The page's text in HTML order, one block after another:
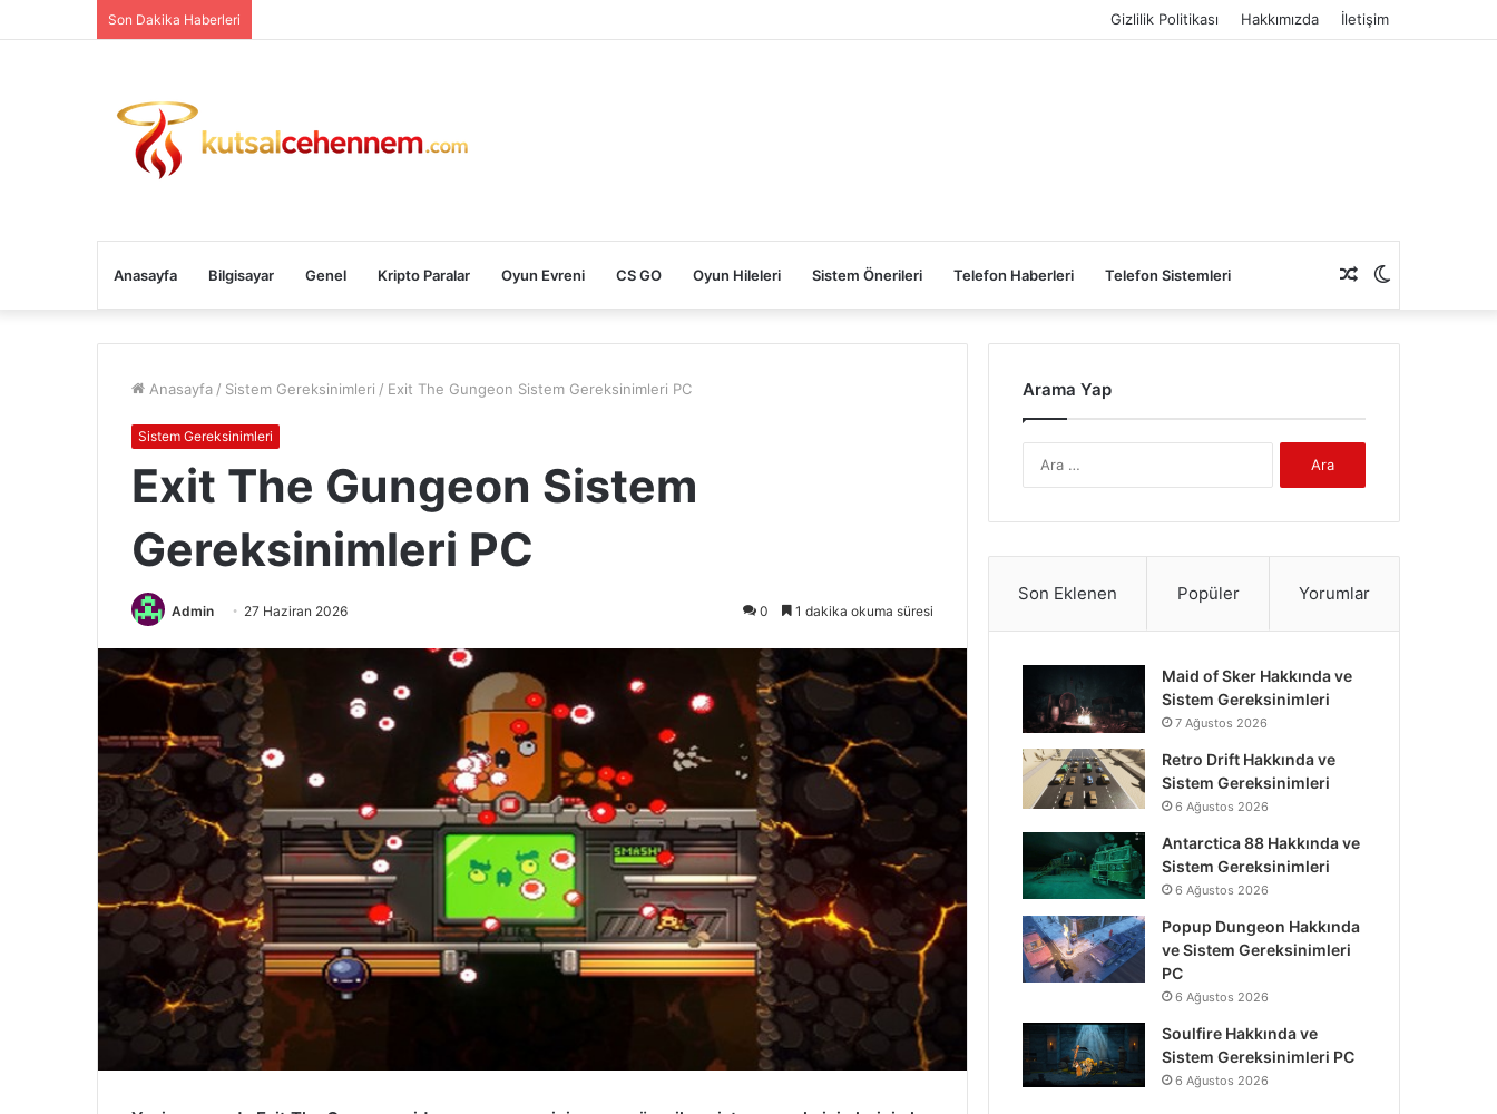
Son Dakika Haberleri Gizlilik Politikası Hakkımızda İletişim
Anasayfa Bilgisayar Genel Kripto Paralar Oyun Evreni CS GO Oyun Hileleri Sistem Önerileri Telefon Haberleri Telefon Sistemleri
görünümü
Rastgele
Makale
Anasayfa / Sistem Gereksinimleri / Exit The Gungeon Sistem Gereksinimleri PC
Sistem Gereksinimleri
Exit The Gungeon Sistem
Gereksinimleri PC
Admin 27 Haziran 2026 0 1 dakika okuma süresi
Arama Yap
Son Eklenen Popüler Yorumlar
Maid of Sker Hakkında ve
Sistem Gereksinimleri
7 Ağustos 2026
Retro Drift Hakkında ve
Sistem Gereksinimleri
6 Ağustos 2026
Antarctica 88 Hakkında ve
Sistem Gereksinimleri
6 Ağustos 2026
Popup Dungeon Hakkında
ve Sistem Gereksinimleri
PC
6 Ağustos 2026
Soulfire Hakkında ve
Sistem Gereksinimleri PC
6 Ağustos 2026